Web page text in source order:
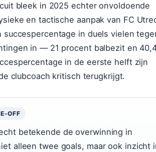
bleek in 2025 echter onvoldoende
en tactische aanpak van FC
succespercentage in duels vielen
in — 21 procent balbezit en
in de eerste helft zijn
clubcoach kritisch terugkrijgt.
OFF
betekende de overwinning in
alleen twee goals, maar ook inzicht